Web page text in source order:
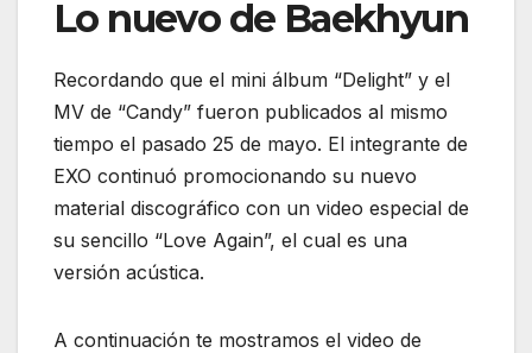
Lo nuevo de Baekhyun
Recordando que el mini álbum “Delight” y el
MV de “Candy” fueron publicados al mismo
tiempo el pasado 25 de mayo. El integrante de
EXO continuó promocionando su nuevo
material discográfico con un video especial de
su sencillo “Love Again”, el cual es una
versión acústica.
A continuación te mostramos el video de